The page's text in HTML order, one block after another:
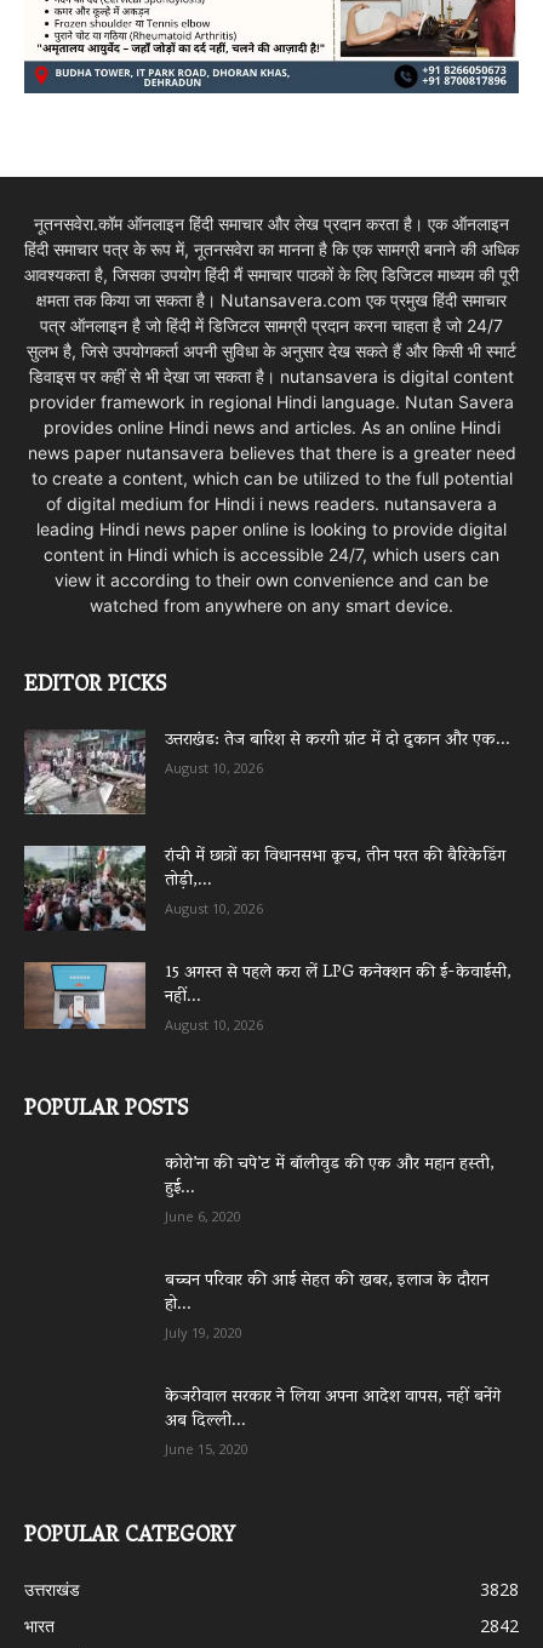
नूतनसवेरा.कॉम ऑनलाइन हिंदी समाचार और लेख प्रदान करता है। एक ऑनलाइन
हिंदी समाचार पत्र के रूप में, नूतनसवेरा का मानना है कि एक सामग्री बनाने की अधिक
आवश्यकता है, जिसका उपयोग हिंदी मैं समाचार पाठकों के लिए डिजिटल माध्यम की पूरी
क्षमता तक किया जा सकता है। Nutansavera.com एक प्रमुख हिंदी समाचार
पत्र ऑनलाइन है जो हिंदी में डिजिटल सामग्री प्रदान करना चाहता है जो 24/7
सुलभ है, जिसे उपयोगकर्ता अपनी सुविधा के अनुसार देख सकते हैं और किसी भी स्मार्ट
डिवाइस पर कहीं से भी देखा जा सकता है। nutansavera is digital content
provider framework in regional Hindi language. Nutan Savera
provides online Hindi news and articles. As an online Hindi
news paper nutansavera believes that there is a greater need
to create a content, which can be utilized to the full potential
of digital medium for Hindi i news readers. nutansavera a
leading Hindi news paper online is looking to provide digital
content in Hindi which is accessible 24/7, which users can
view it according to their own convenience and can be
watched from anywhere on any smart device.
EDITOR PICKS
उत्तराखंड: तेज बारिश से करगी ग्रांट में दो दुकान और एक...
August 10, 2026
रांची में छात्रों का विधानसभा कूच, तीन परत की बैरिकेडिंग
तोड़ी,...
August 10, 2026
15 अगस्त से पहले करा लें LPG कनेक्शन की ई-केवाईसी,
नहीं...
August 10, 2026
POPULAR POSTS
कोरो’ना की चपे’ट में बॉलीवुड की एक और महान हस्ती,
हुई...
June 6, 2020
बच्चन परिवार की आई सेहत की खबर, इलाज के दौरान
हो...
July 19, 2020
केजरीवाल सरकार ने लिया अपना आदेश वापस, नहीं बनेंगे
अब दिल्ली...
June 15, 2020
POPULAR CATEGORY
उत्तराखंड
3828
भारत
2842